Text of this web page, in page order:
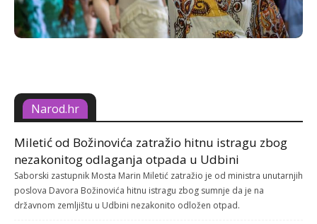
Narod.hr
Miletić od Božinovića zatražio hitnu istragu zbog
nezakonitog odlaganja otpada u Udbini
Saborski zastupnik Mosta Marin Miletić zatražio je od ministra unutarnjih
poslova Davora Božinovića hitnu istragu zbog sumnje da je na
državnom zemljištu u Udbini nezakonito odložen otpad.